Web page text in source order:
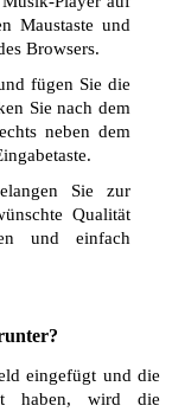
Maustaste und
Browsers.
fügen Sie die
Sie nach dem
neben dem
Sie zur
Qualität
und einfach
eingefügt und die
haben, wird die